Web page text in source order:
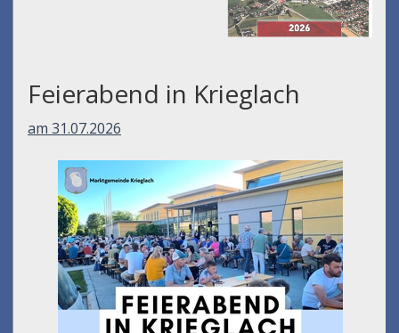
Feierabend in Krieglach
am 31.07.2026